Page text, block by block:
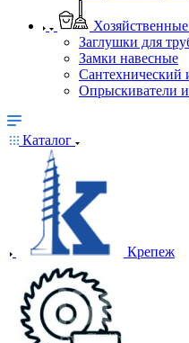
Заглушки для
Замки навесные
Сантехнический
Опрыскиватели
Каталог
Крепеж